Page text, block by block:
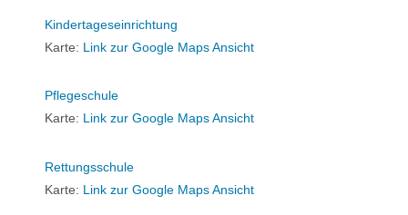
Kindertageseinrichtung
Karte: Link zur Google Maps Ansicht
Pflegeschule
Karte: Link zur Google Maps Ansicht
Rettungsschule
Karte: Link zur Google Maps Ansicht